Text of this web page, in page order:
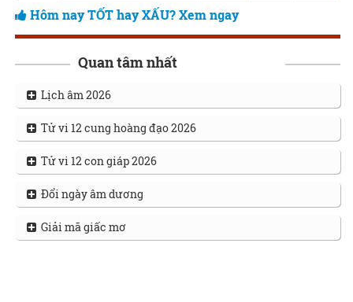
Hôm nay TỐT hay XẤU? Xem ngay
Quan tâm nhất
Lịch âm 2026
Tử vi 12 cung hoàng đạo 2026
Tử vi 12 con giáp 2026
Đổi ngày âm dương
Giải mã giấc mơ